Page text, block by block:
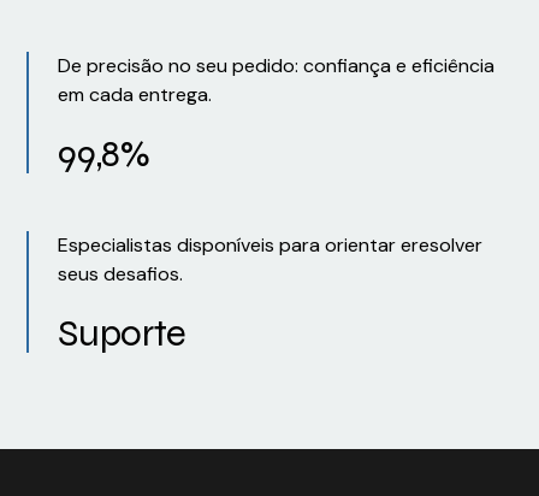
De precisão no seu pedido: confiança e eficiência
em cada entrega.
99,8%
Especialistas disponíveis para orientar eresolver
seus desafios.
Suporte